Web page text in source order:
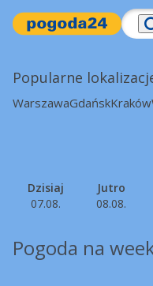
Popularne
WarszawaGdańskKraków
Dzisiaj
07.08.
Jutro
08.08.
Pogoda na